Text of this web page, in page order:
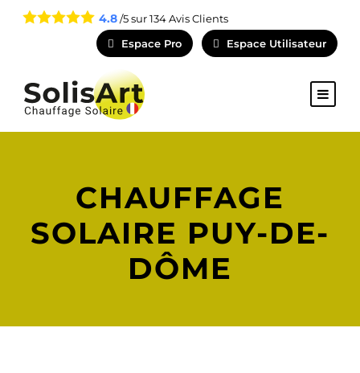
4.8/5 sur134Avis Clients
Espace Pro
Espace Utilisateur
CHAUFFAGE
SOLAIRE PUY-DE-
DÔME